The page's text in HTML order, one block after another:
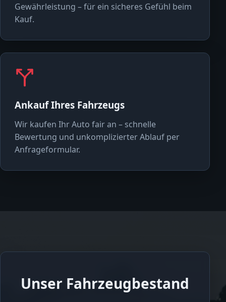
Gewährleistung – für ein sicheres Gefühl beim
Kauf.
Ankauf Ihres Fahrzeugs
Wir kaufen Ihr Auto fair an – schnelle
Bewertung und unkomplizierter Ablauf per
Anfrageformular.
Unser Fahrzeugbestand